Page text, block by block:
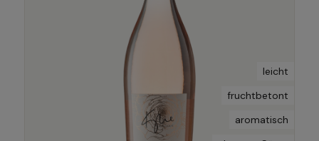
leicht
fruchtbetont
aromatisch